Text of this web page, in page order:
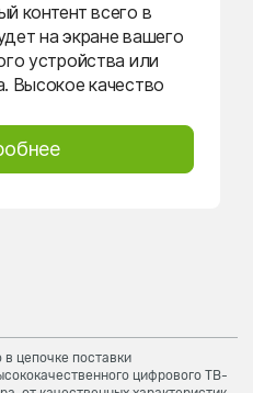
контент всего в
на экране вашего
устройства или
Высокое качество
цепочке поставки
цифрового ТВ-